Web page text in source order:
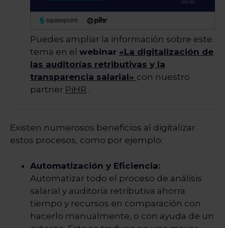
Puedes ampliar la información sobre este
tema en el webinar «La digitalización de
las auditorías retributivas y la
transparencia salarial» con nuestro
partner PiHR .
Existen numerosos beneficios al digitalizar
estos procesos, como por ejemplo:
Automatización y Eficiencia:
Automatizar todo el proceso de análisis
salarial y auditoría retributiva ahorra
tiempo y recursos en comparación con
hacerlo manualmente, o con ayuda de un